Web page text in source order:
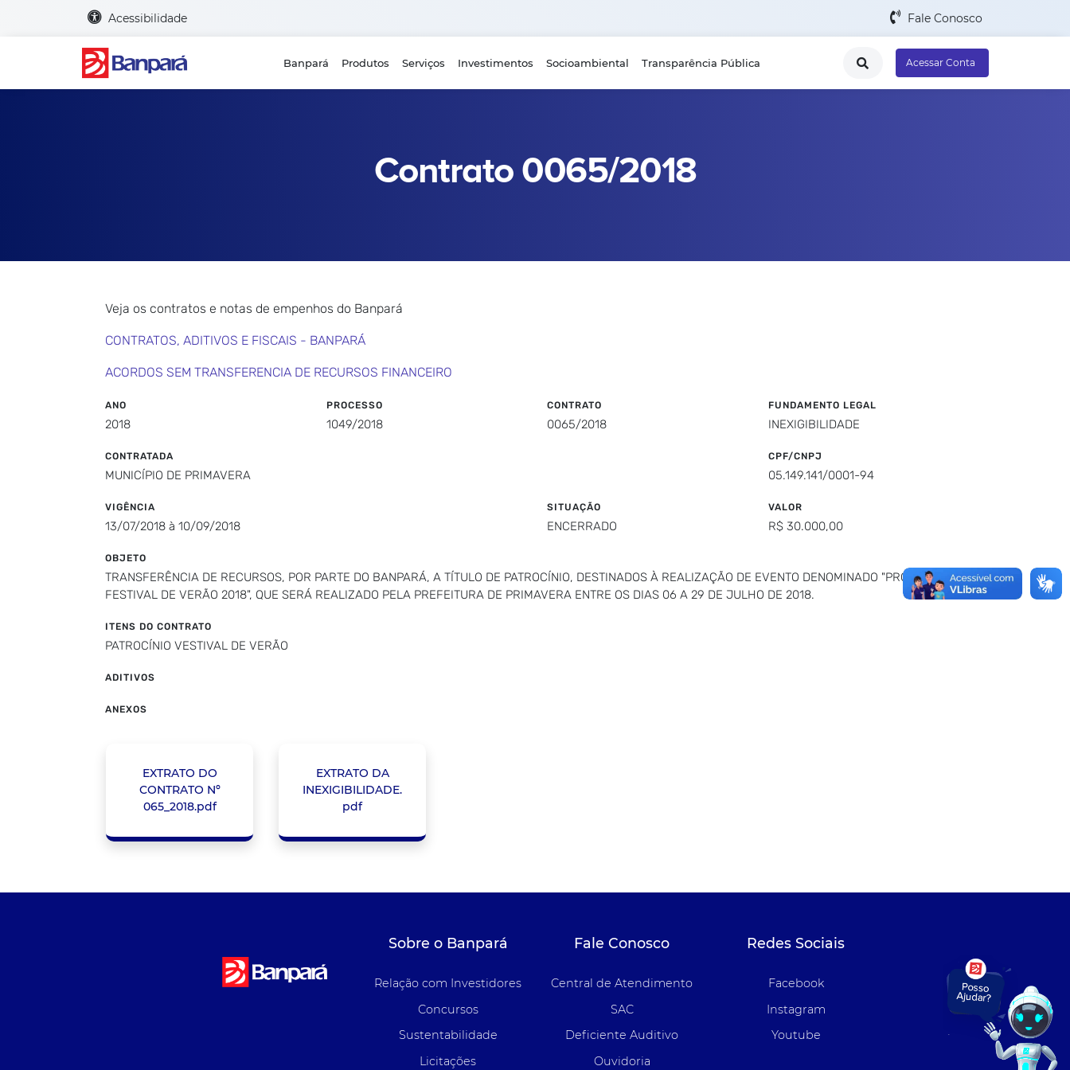
Acessibilidade Fale Conosco
Banpará Produtos Serviços Investimentos Socioambiental Transparência Pública Acessar Conta
Contrato 0065/2018
Veja os contratos e notas de empenhos do Banpará
CONTRATOS, ADITIVOS E FISCAIS - BANPARÁ
ACORDOS SEM TRANSFERENCIA DE RECURSOS FINANCEIRO
ANO
2018
PROCESSO
1049/2018
CONTRATO
0065/2018
FUNDAMENTO LEGAL
INEXIGIBILIDADE
CONTRATADA
MUNICÍPIO DE PRIMAVERA
CPF/CNPJ
05.149.141/0001-94
VIGÊNCIA
13/07/2018 à 10/09/2018
SITUAÇÃO
ENCERRADO
VALOR
R$ 30.000,00
OBJETO
TRANSFERÊNCIA DE RECURSOS, POR PARTE DO BANPARÁ, A TÍTULO DE PATROCÍNIO, DESTINADOS À REALIZAÇÃO DE EVENTO DENOMINADO "PROJETO
FESTIVAL DE VERÃO 2018", QUE SERÁ REALIZADO PELA PREFEITURA DE PRIMAVERA ENTRE OS DIAS 06 A 29 DE JULHO DE 2018.
ITENS DO CONTRATO
PATROCÍNIO VESTIVAL DE VERÃO
ADITIVOS
ANEXOS
EXTRATO DO
CONTRATO Nº
065_2018.pdf
EXTRATO DA
INEXIGIBILIDADE.
pdf
Sobre o Banpará
Relação com Investidores
Concursos
Sustentabilidade
Licitações
Fale Conosco
Central de Atendimento
SAC
Deficiente Auditivo
Ouvidoria
Redes Sociais
Facebook
Instagram
Youtube